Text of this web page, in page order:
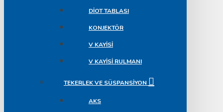
DIOT TABLASI
KONJEKTÖR
V KAYISI
V KAYISI RULMANI
TEKERLEK VE SÜSPANSIYON
AKS